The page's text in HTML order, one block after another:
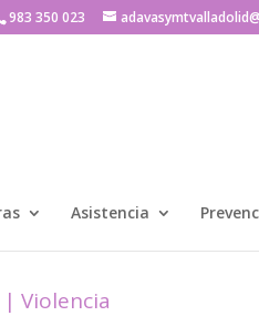
983 350 023
Asistencia
|Violencia